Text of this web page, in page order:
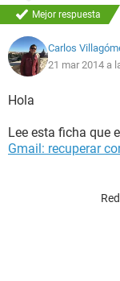
Mejor respuesta
Carlos
21 mar 2014 a
Hola
Lee esta ficha que
Gmail: recuperar